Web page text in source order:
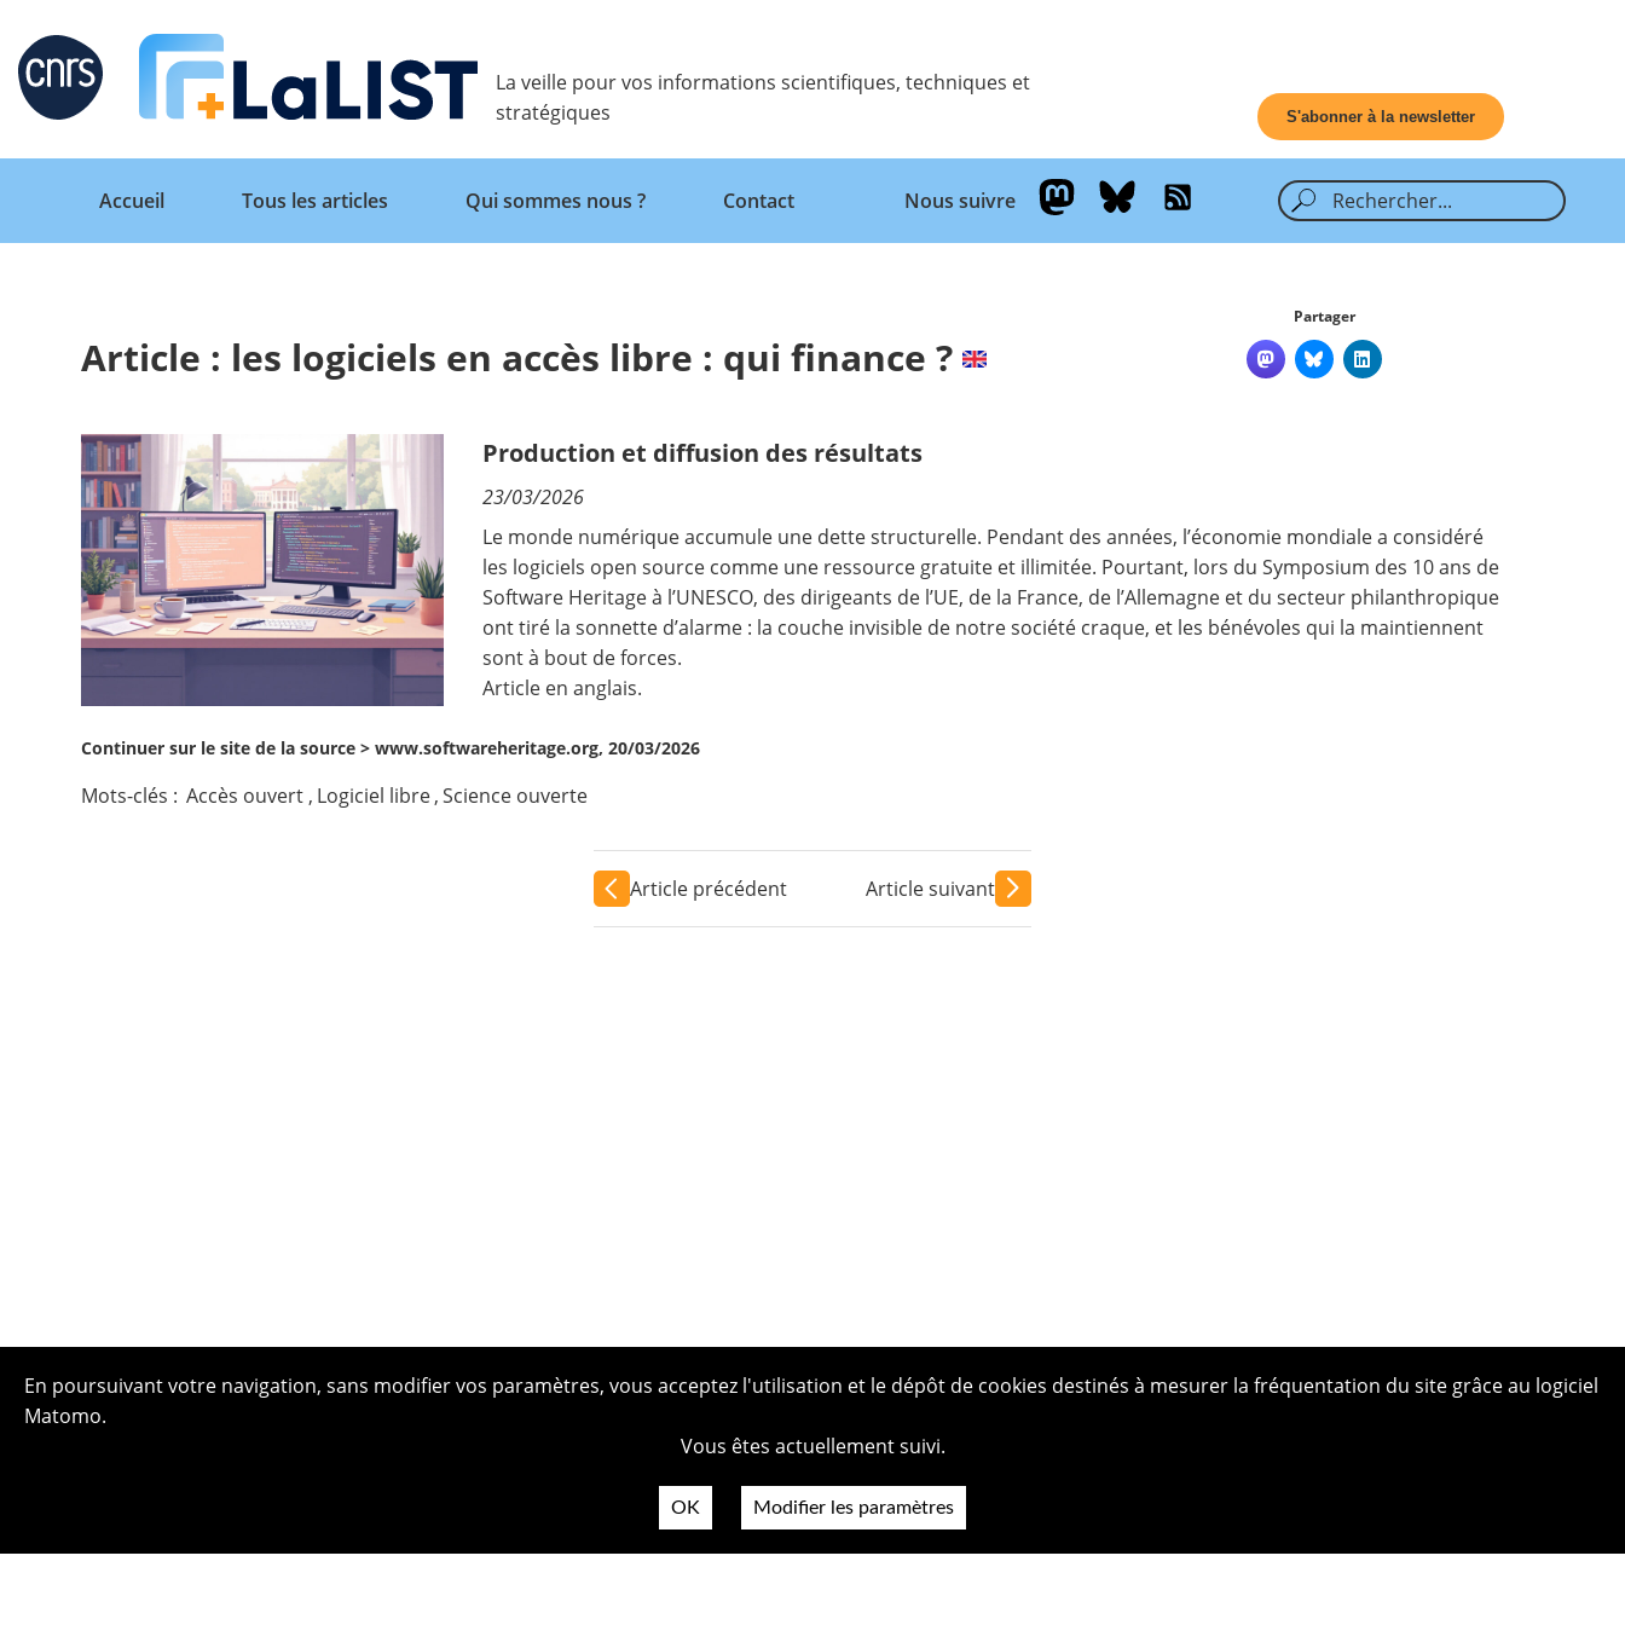
Retour
Accueil
Tous les articles
Qui sommes nous ?
Contact
Nous suivre
La veille pour vos informations scientifiques, techniques et
stratégiques
S'abonner à la newsletter
Retour
Accueil
Tous les articles Qui sommes nous ? Contact Nous suivre
Article : les logiciels en accès libre : qui finance ?
Partager
Production et diffusion des résultats
23/03/2026
Le monde numérique accumule une dette structurelle. Pendant des années, l’économie mondiale a considéré
les logiciels open source comme une ressource gratuite et illimitée. Pourtant, lors du Symposium des 10 ans de
Software Heritage à l’UNESCO, des dirigeants de l’UE, de la France, de l’Allemagne et du secteur philanthropique
ont tiré la sonnette d’alarme : la couche invisible de notre société craque, et les bénévoles qui la maintiennent
sont à bout de forces.
Article en anglais.
Continuer sur le site de la source >www.softwareheritage.org, 20/03/2026
Mots-clés : Accès ouvert , Logiciel libre,Science ouverte
Article précédent Article suivant
En poursuivant votre navigation, sans modifier vos paramètres, vous acceptez l'utilisation et le dépôt de cookies destinés à mesurer la fréquentation du site grâce au logiciel
Matomo.
Vous êtes actuellement suivi.
OK Modifier les paramètres